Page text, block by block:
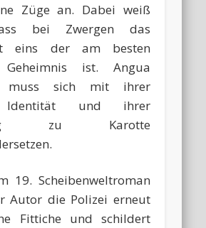
Züge an. Dabei weiß
bei Zwergen das
eins der am besten
Geheimnis ist. Angua
muss sich mit ihrer
Identität und ihrer
zu Karotte
19. Scheibenweltroman
Autor die Polizei erneut
Fittiche und schildert